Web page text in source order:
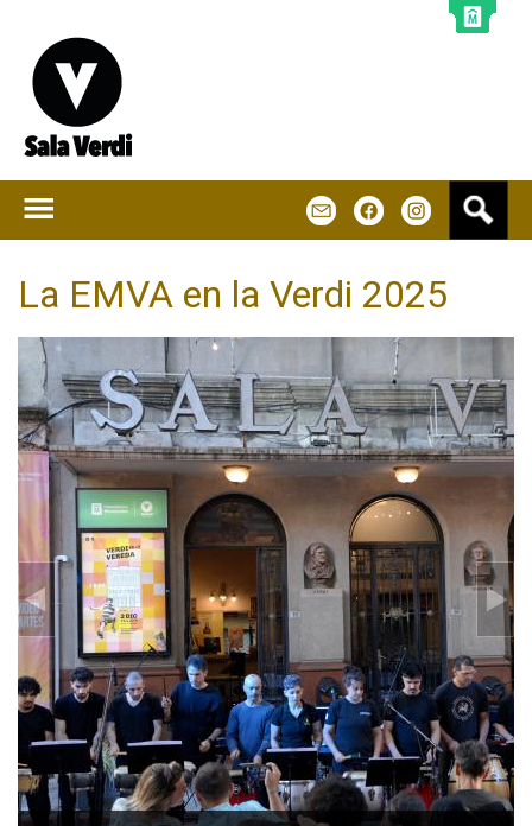
La EMVA en la Verdi 2025
s